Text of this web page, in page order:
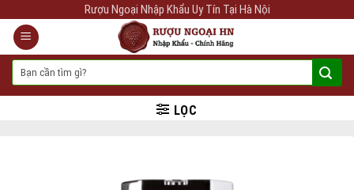
content
Rượu Ngoại Nhập Khẩu Uy Tín Tại Hà Nội
kiếm:
LỌC